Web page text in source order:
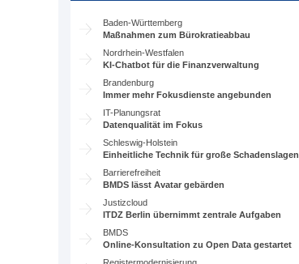
Baden-Württemberg
Maßnahmen zum Bürokratieabbau
Nordrhein-Westfalen
KI-Chatbot für die Finanzverwaltung
Brandenburg
Immer mehr Fokusdienste angebunden
IT-Planungsrat
Datenqualität im Fokus
Schleswig-Holstein
Einheitliche Technik für große Schadenslagen
Barrierefreiheit
BMDS lässt Avatar gebärden
Justizcloud
ITDZ Berlin übernimmt zentrale Aufgaben
BMDS
Online-Konsultation zu Open Data gestartet